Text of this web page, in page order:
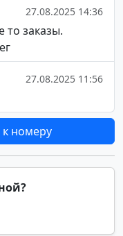
27.08.2025 14:36
то заказы.
27.08.2025 11:56
к номеру